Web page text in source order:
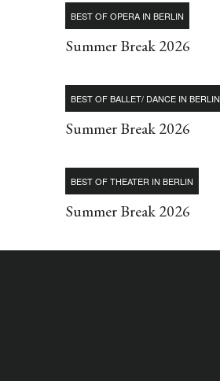
BEST OF OPERA IN BERLIN
Summer Break 2026
BEST OF BALLET/ DANCE IN BERLIN
Summer Break 2026
BEST OF THEATER IN BERLIN
Summer Break 2026